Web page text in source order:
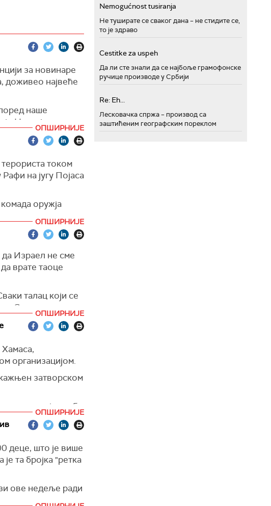
за новинаре
доживео највеће
наше
Нетанјаху.
Хамасу због
таоце
ослобођени ако
коридор
истакавши да
ОПШИРНИЈЕ
током
на југу Појаса
оружја
ОПШИРНИЈЕ
да Израел не сме
врате таоце
талац који се
Сваки
ОПШИРНИЈЕ
организацијом.
затворском
који треба
ОПШИРНИЈЕ
деце, што је више
та бројка "ретка
ове недеље ради
саопштењу,
Nemogućnost tusiranja
Не туширате се сваког дана – не стидите се,
то је здраво
Cestitke za uspeh
Да ли сте знали да се најбоље грамофонске
ручице производе у Србији
Re: Eh...
Лесковачка спржа – производ са
заштићеним географским пореклом